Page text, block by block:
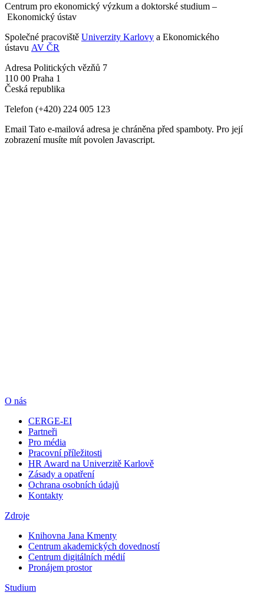
Centrum pro ekonomický výzkum a doktorské studium –
Ekonomický ústav
Společné pracoviště Univerzity Karlovy a Ekonomického
ústavu AV ČR
Adresa Politických vězňů 7
110 00 Praha 1
Česká republika
Telefon (+420) 224 005 123
Email Tato e-mailová adresa je chráněna před spamboty. Pro její
zobrazení musíte mít povolen Javascript.
O nás
CERGE-EI
Partneři
Pro média
Pracovní příležitosti
HR Award na Univerzitě Karlově
Zásady a opatření
Ochrana osobních údajů
Kontakty
Zdroje
Knihovna Jana Kmenty
Centrum akademických dovedností
Centrum digitálních médií
Pronájem prostor
Studium